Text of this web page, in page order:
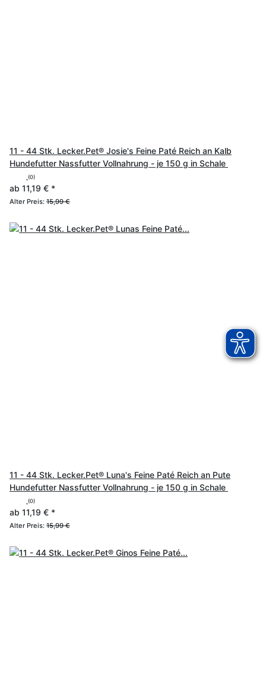
11 - 44 Stk. Lecker.Pet® Josie's Feine Paté Reich an Kalb
Hundefutter Nassfutter Vollnahrung - je 150 g in Schale
(0)
ab 11,19 € *
Alter Preis: 15,99 €
11 - 44 Stk. Lecker.Pet® Luna's Feine Paté Reich an Pute
Hundefutter Nassfutter Vollnahrung - je 150 g in Schale
(0)
ab 11,19 € *
Alter Preis: 15,99 €